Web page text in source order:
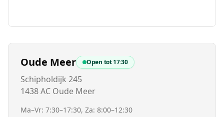
Oude Meer Open tot17:30
Schipholdijk 245
1438 AC Oude Meer
Ma–Vr: 7:30–17:30, Za: 8:00–12:30